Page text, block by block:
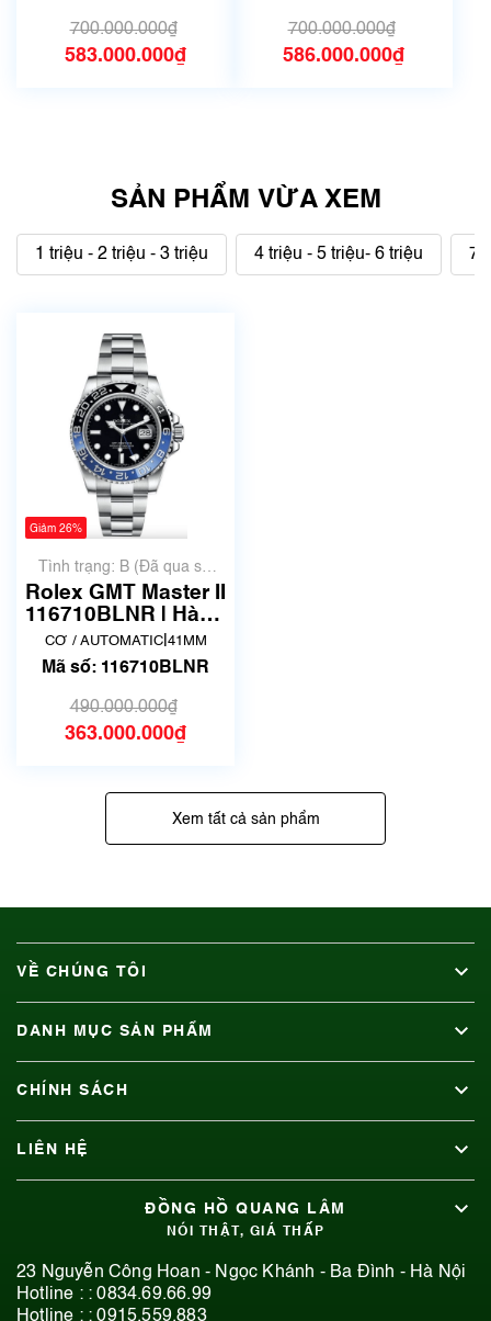
700.000.000₫
583.000.000₫
700.000.000₫
586.000.000₫
SẢN PHẨM VỪA XEM
1 triệu - 2 triệu - 3 triệu 4 triệu - 5 triệu- 6 triệu 7
Giảm 26%
Tình trạng: B (Đã qua sử
dụng, hàng đẹp, có chút
xước dăm)
Rolex GMT Master II
116710BLNR | Hàng
siêu lướt Fullbox
CƠ / AUTOMATIC| 41MM
Mã số: 116710BLNR
490.000.000₫
363.000.000₫
Xem tất cả sản phẩm
VỀ CHÚNG TÔI
DANH MỤC SẢN PHẨM
CHÍNH SÁCH
LIÊN HỆ
ĐỒNG HỒ QUANG LÂM
NÓI THẬT, GIÁ THẤP
23 Nguyễn Công Hoan - Ngọc Khánh - Ba Đình - Hà Nội
Hotline : :0834.69.66.99
Hotline : :0915.559.883